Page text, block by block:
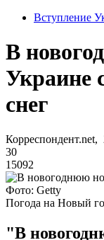
Вступление
В
Украине
снег
Корреспондент.net,
30
15092
Фото: Getty
Погода на Новый
"В